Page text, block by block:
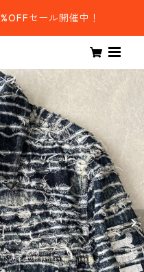
セール開催中！